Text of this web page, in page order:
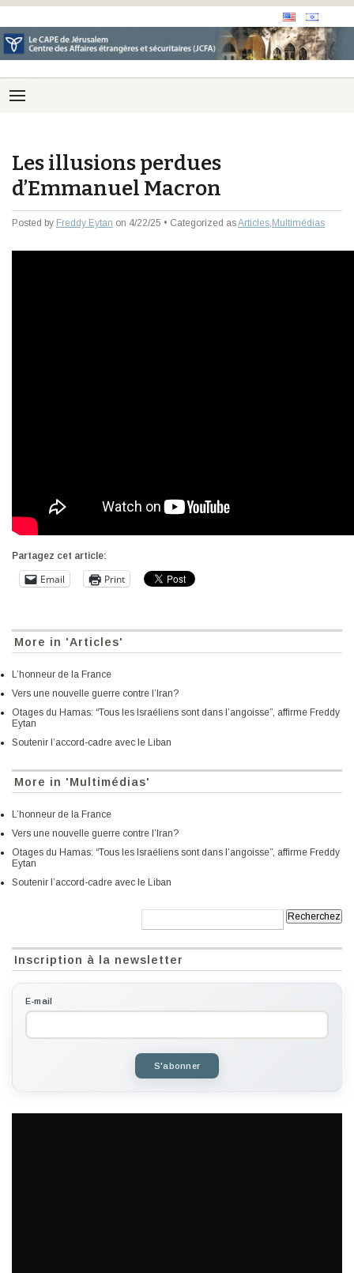
Les illusions perdues
d’Emmanuel Macron
Posted by Freddy Eytan on 4/22/25 • Categorized asArticles, Multimédias
Partagez cet article:
Email Print
More in 'Articles'
L’honneur de la France
Vers une nouvelle guerre contre l’Iran?
Otages du Hamas: “Tous les Israéliens sont dans l’angoisse”, affirme Freddy
Eytan
Soutenir l’accord-cadre avec le Liban
More in 'Multimédias'
L’honneur de la France
Vers une nouvelle guerre contre l’Iran?
Otages du Hamas: “Tous les Israéliens sont dans l’angoisse”, affirme Freddy
Eytan
Soutenir l’accord-cadre avec le Liban
Inscription à la newsletter
E-mail
S'abonner